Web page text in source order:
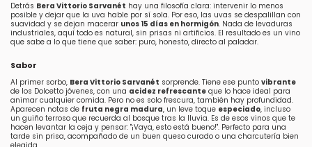
Detrás Bera Vittorio Sarvanét hay una filosofía clara: intervenir lo menos
posible y dejar que la uva hable por sí sola. Por eso, las uvas se despalillan con
suavidad y se dejan macerar unos 15 días en hormigón. Nada de levaduras
industriales, aquí todo es natural, sin prisas ni artificios. El resultado es un vino
que sabe a lo que tiene que saber: puro, honesto, directo al paladar.
Sabor
Al primer sorbo, Bera Vittorio Sarvanét sorprende. Tiene ese punto vibrante
de los Dolcetto jóvenes, con una acidez refrescante que lo hace ideal para
animar cualquier comida. Pero no es solo frescura, también hay profundidad.
Aparecen notas de fruta negra madura, un leve toque especiado, incluso
un guiño terroso que recuerda al bosque tras la lluvia. Es de esos vinos que te
hacen levantar la ceja y pensar: "¡Vaya, esto está bueno!". Perfecto para una
tarde sin prisa, acompañado de un buen queso curado o una charcutería bien